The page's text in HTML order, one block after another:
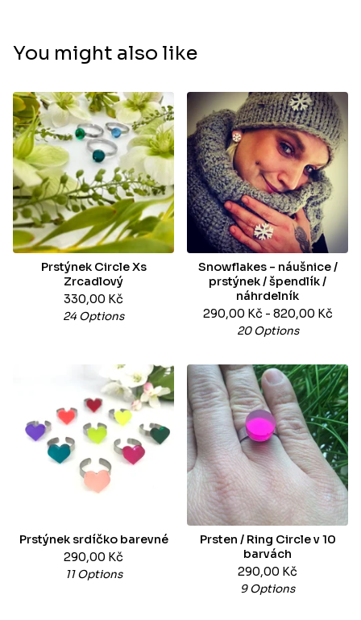
You might also like
Prstýnek Circle Xs
Zrcadlový
330,00 Kč
24 Options
Snowflakes - náušnice /
prstýnek / špendlík /
náhrdelník
290,00 Kč - 820,00 Kč
20 Options
Prstýnek srdíčko barevné
290,00 Kč
11 Options
Prsten / Ring Circle v 10
barvách
290,00 Kč
9 Options